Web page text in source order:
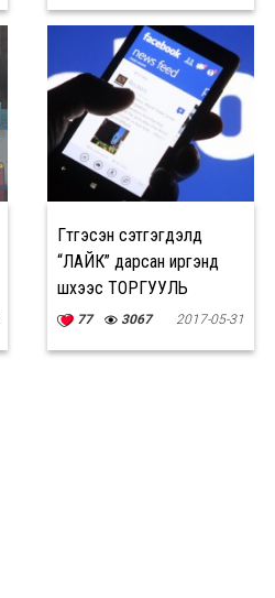
Гүтгэсэн сэтгэгдэлд
“ЛАЙК” дарсан иргэнд
шүүхээс ТОРГУУЛЬ
ноогдуулжээ
77 3067 2017-05-31